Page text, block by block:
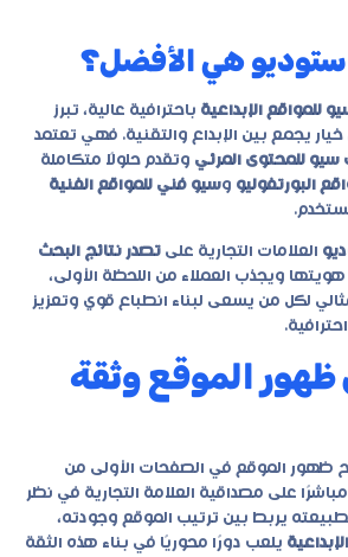
ستوديو هي الأفضل؟
للمواقع الإبداعية باحترافية عالية، تبرز
يجمع بين الإبداع والتقنية. فهي تعتمد
سيو للمحتوى المرئي وتقدم حلولًا متكاملة
البورتفوليو وسيو فني للمواقع الفنية
العلامات التجارية على تصدر نتائج البحث
ويجذب العملاء من اللحظة الأولى،
لكل من يسعى لبناء انطباع قوي وتعزيز
ظهور الموقع وثقة
ظهور الموقع في الصفحات الأولى من
على مصداقية العلامة التجارية في نظر
يربط بين ترتيب الموقع وجودته،
يلعب دورًا محوريًا في بناء هذه الثقة